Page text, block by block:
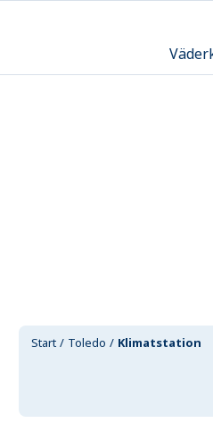
Start Toledo
Klimatstation